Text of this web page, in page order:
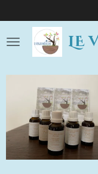
au
contenu
principal